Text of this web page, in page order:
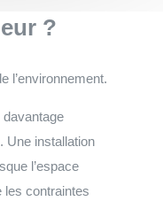
?
l’environnement.
davantage
Une installation
l’espace
les contraintes